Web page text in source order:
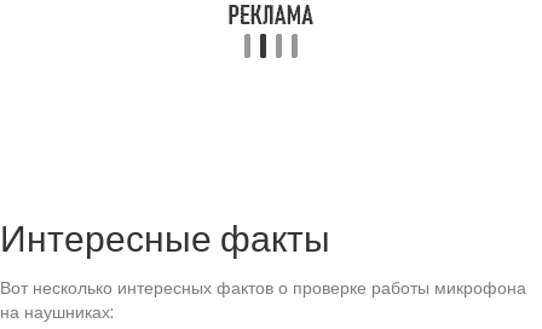
Интересные факты
Вот несколько интересных фактов о проверке работы микрофона
на наушниках: